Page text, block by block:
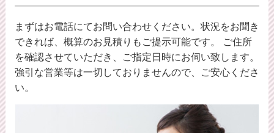
まずはお電話にてお問い合わせください。状況をお聞き
できれば、概算のお⾒積りもご提⽰可能です。 ご住所
を確認させていただき、ご指定日時にお伺い致します。
強引な営業等は一切しておりませんので、ご安心くださ
い。